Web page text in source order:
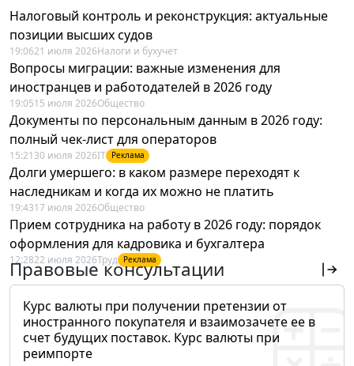
Налоговый контроль и реконструкция: актуальные
позиции высших судов
19:0621 июля 2026Налоги и бухучет
Вопросы миграции: важные изменения для
иностранцев и работодателей в 2026 году
19:0515 июля 2026Общество
Документы по персональным данным в 2026 году:
полный чек-лист для операторов
15:21 30 июля 2026IT Реклама
Долги умершего: в каком размере переходят к
наследникам и когда их можно не платить
19:4317 июля 2026Общество
Прием сотрудника на работу в 2026 году: порядок
оформления для кадровика и бухгалтера
12:2822 июля 2026Труд Реклама
Правовые консультации
Курс валюты при получении претензии от
иностранного покупателя и взаимозачете ее в
счет будущих поставок. Курс валюты при
реимпорте